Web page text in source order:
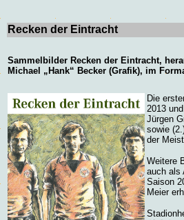
Recken der Eintracht
Sammelbilder Recken der Eintracht,
Michael „Hank“ Becker (Grafik), im
Die
2013
Jürgen
sowie
der
Weitere
auch als
Saison
Meier